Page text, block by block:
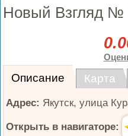
Новый Взгляд №
Описание Карта
Адрес: Якутск,улица
Открыть в навигаторе: